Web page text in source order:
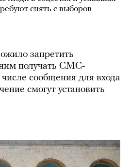
снять с выборов
запретить
получать СМС-
сообщения для входа
смогут установить